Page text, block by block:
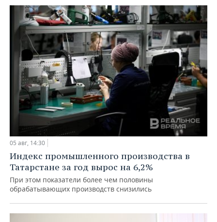
05 авг, 14:30
Индекс промышленного производства в
Татарстане за год вырос на 6,2%
При этом показатели более чем половины
обрабатывающих производств снизились